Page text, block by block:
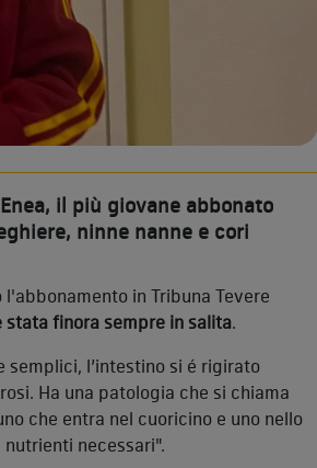
il più giovane abbonato
ninne nanne e cori
in Tribuna Tevere
stata finora sempre in salita.
l’intestino si é rigirato
Ha una patologia che si chiama
che entra nel cuoricino e uno nello
necessari".